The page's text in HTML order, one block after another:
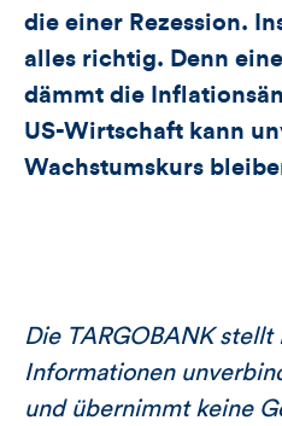
die einer Rezession.
alles richtig. Denn
dämmt die
US-Wirtschaft kann
Wachstumskurs
Die TARGOBANK stellt
Informationen
und übernimmt keine